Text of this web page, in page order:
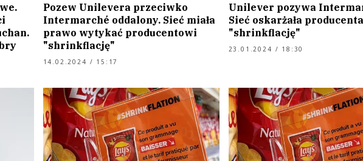
Pozew Unilevera przeciwko
Intermarché oddalony. Sieć miała
prawo wytykać producentowi
"shrinkflację"
14.02.2024 / 15:17
Unilever pozywa
Sieć oskarżała
"shrinkflację"
23.01.2024 / 18:30